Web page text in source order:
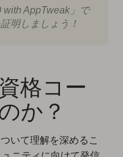
with AppTweak」で
明しましょう！
格コー
か？
いて理解を深めるこ